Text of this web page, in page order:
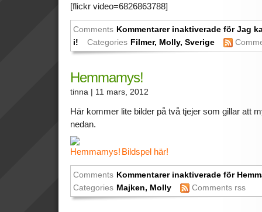
[flickr video=6826863788]
Comments Kommentarer inaktiverade för Jag
i!
Categories Filmer, Molly,Sverige
Hemmamys!
tinna | 11 mars, 2012
Här kommer lite bilder på två tjejer som gillar att
nedan.
Bildspel här!
Comments Kommentarer inaktiverade för
Categories Majken, Molly Comments rss